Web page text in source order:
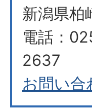
新潟県柏
電話：
2637
お問い